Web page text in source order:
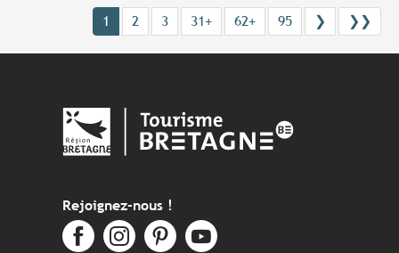
1 2 3 31+ 62+ 95 ❯ ❯❯
Rejoignez-nous !